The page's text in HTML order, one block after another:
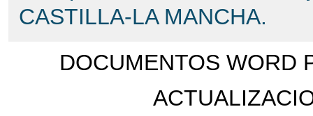
CASTILLA-LA MANCHA.
DOCUMENTOS WORD